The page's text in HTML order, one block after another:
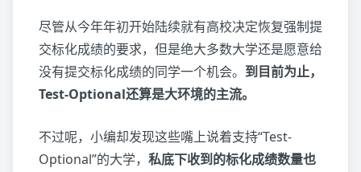
尽管从今年年初开始陆续就有高校决定恢复强制提
交标化成绩的要求，但是绝大多数大学还是愿意给
没有提交标化成绩的同学一个机会。 到目前为止，
Test-Optional还算是大环境的主流。
不过呢，小编却发现这些嘴上说着支持“Test-
Optional”的大学， 私底下收到的标化成绩数量也